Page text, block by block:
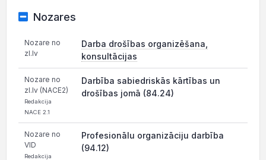
Nozares
Nozare no
zl.lv
Darba drošības organizēšana,
konsultācijas
Nozare no
zl.lv (NACE2)
Redakcija
NACE 2.1
Darbība sabiedriskās kārtības un
drošības jomā (84.24)
Nozare no
VID
Redakcija
Profesionālu organizāciju darbība
(94.12)